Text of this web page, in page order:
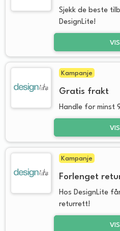
Sjekk de beste
DesignLite!
Kampanje
Gratis frakt
Handle for minst
Kampanje
Forlenget
Hos DesignLite
returrett!